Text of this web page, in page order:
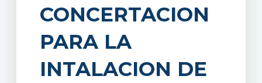
CONCERTACION
PARA LA
INTALACION DE